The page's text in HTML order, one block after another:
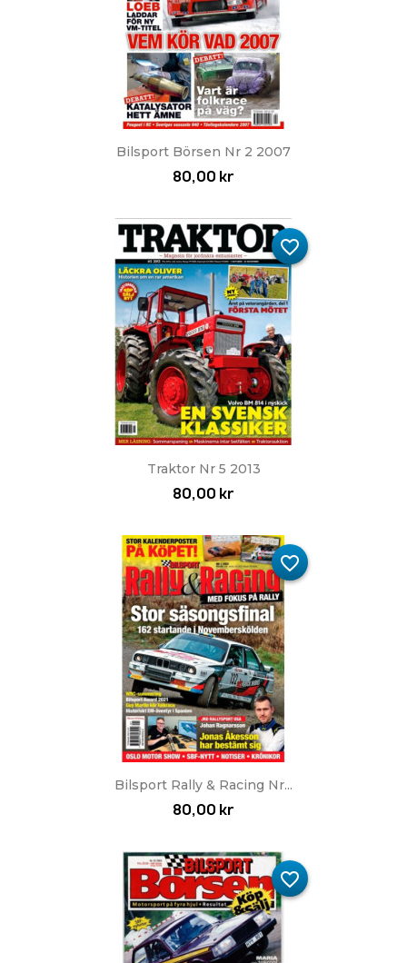
Bilsport Börsen Nr 2 2007
80,00 kr
Traktor Nr 5 2013
80,00 kr
favorite_border
Bilsport Rally & Racing Nr...
80,00 kr
favorite_border
favorite_border